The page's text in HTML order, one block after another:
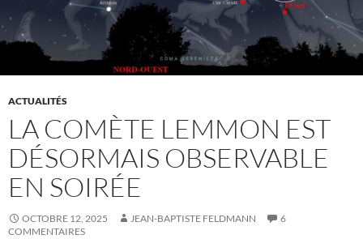
ACTUALITÉS
LA COMÈTE LEMMON EST
DÉSORMAIS OBSERVABLE
EN SOIRÉE
OCTOBRE 12, 2025 JEAN-BAPTISTE FELDMANN
6
COMMENTAIRES